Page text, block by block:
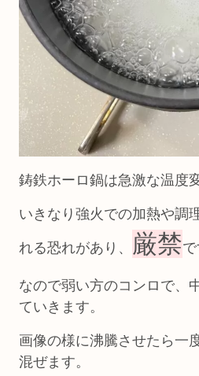
鋳鉄ホーロ鍋は急激な温度
いきなり強火での加熱や調
れる恐れがあり、 厳禁で
なので弱い方のコンロで、
ていきます。
画像の様に沸騰させたら一
混ぜます。